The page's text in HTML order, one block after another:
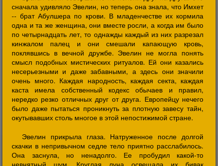
сначала удивляло Эвелин, но теперь она знала, что Имхет
-- брат Абулшера по крови. В младенчестве их кормила
одна и та же женщина, они вместе росли, а когда им было
по четырнадцать лет, то однажды каждый из них разрезал
кинжалом палец и они смешали капающую кровь,
поклявшись в вечной дружбе. Эвелин не могла понять
смысл подобных мистических ритуалов. Ей они казались
несерьезными и даже забавными, а здесь они значили
очень много. Каждая народность, каждая секта, каждая
каста имела собственный кодекс обычаев и правил,
нередко резко отличных друг от друга. Европейцу нечего
было даже пытаться проникнуть за плотную завесу тайн,
окутывавших столь многое в этой непостижимой стране.
Эвелин прикрыла глаза. Натруженное после долгой
скачки в непривычном седле тело приятно расслабилось.
Она заснула, но ненадолго. Ее пробудил какой-то
невнятный шум. Круглая луна освещала их бивак